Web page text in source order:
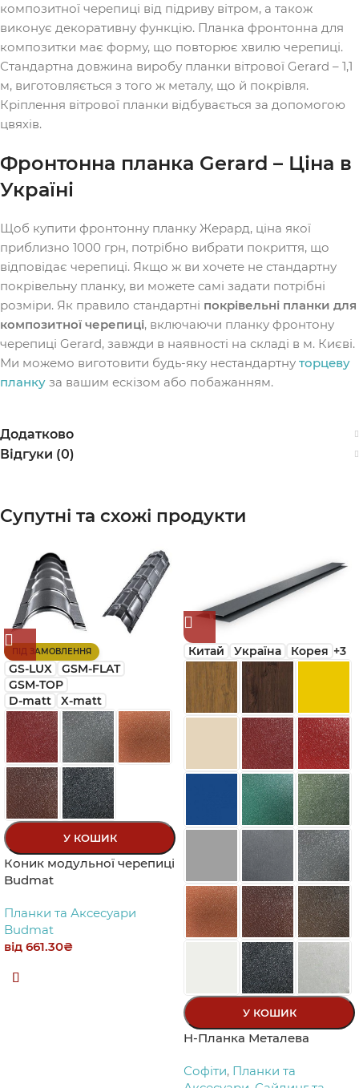
композитної черепиці від підриву вітром, а також
виконує декоративну функцію. Планка фронтонна для
композитки має форму, що повторює хвилю черепиці.
Стандартна довжина виробу планки вітрової Gerard – 1,1
м, виготовляється з того ж металу, що й покрівля.
Кріплення вітрової планки відбувається за допомогою
цвяхів.
Фронтонна планка Gerard – Ціна в
Україні
Щоб купити фронтонну планку Жерард, ціна якої
приблизно 1000 грн, потрібно вибрати покриття, що
відповідає черепиці. Якщо ж ви хочете не стандартну
покрівельну планку, ви можете самі задати потрібні
розміри. Як правило стандартні покрівельні планки для
композитної черепиці, включаючи планку фронтону
черепиці Gerard, завжди в наявності на складі в м. Києві.
Ми можемо виготовити будь-яку нестандартну торцеву
планку за вашим ескізом або побажанням.
Додатково
Відгуки (0)
Супутні та схожі продукти
ПІД ЗАМОВЛЕННЯ
GS-LUX
GSM-FLAT
GSM-TOP
D-matt
X-matt
У КОШИК
Коник модульної черепиці
Budmat
Планки та Аксесуари
Budmat
від 661.30₴
Китай Україна Корея +3
У КОШИК
H-Планка Металева
Софіти, Планки та